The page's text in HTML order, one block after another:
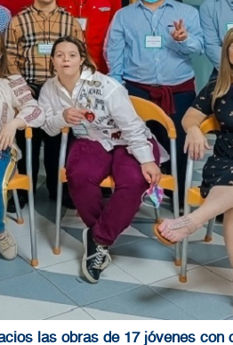
las obras de 17 jóvenes